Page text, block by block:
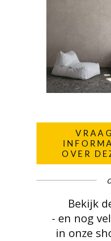
OVER
Bekijk
- en nog
in onze